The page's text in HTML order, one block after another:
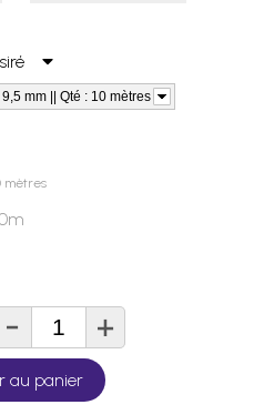
mm || Qté : 10 mètres
mètres
- +
au panier